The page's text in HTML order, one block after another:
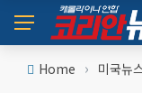
Home › 미국뉴